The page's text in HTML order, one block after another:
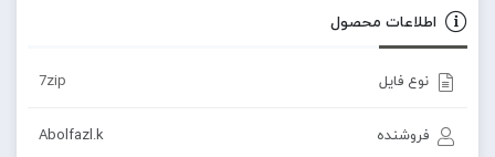
اطلاعات محصول
نوع فایل 7zip
فروشنده Abolfazl.k